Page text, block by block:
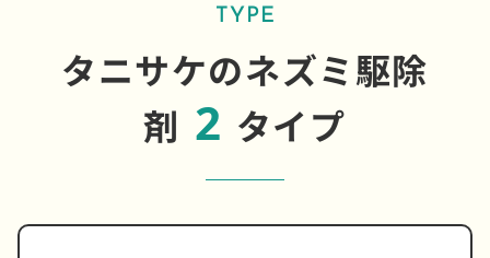
TYPE
タニサケのネズミ駆除
剤 2 タイプ